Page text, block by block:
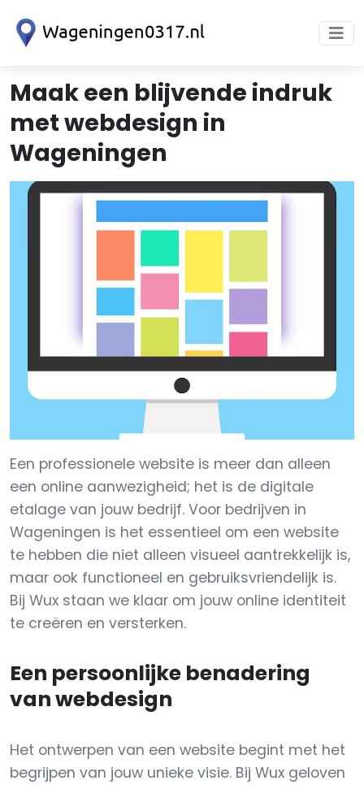
Maak een blijvende indruk
met webdesign in
Wageningen
Een professionele website is meer dan alleen
een online aanwezigheid; het is de digitale
etalage van jouw bedrijf. Voor bedrijven in
Wageningen is het essentieel om een website
te hebben die niet alleen visueel aantrekkelijk is,
maar ook functioneel en gebruiksvriendelijk is.
Bij Wux staan we klaar om jouw online identiteit
te creëren en versterken.
Een persoonlijke benadering
van webdesign
Het ontwerpen van een website begint met het
begrijpen van jouw unieke visie. Bij Wux geloven